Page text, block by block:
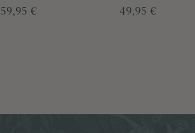
59,95 € 49,95 €